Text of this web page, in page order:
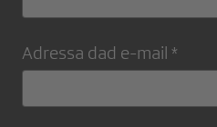
Adressa dad e-mail *